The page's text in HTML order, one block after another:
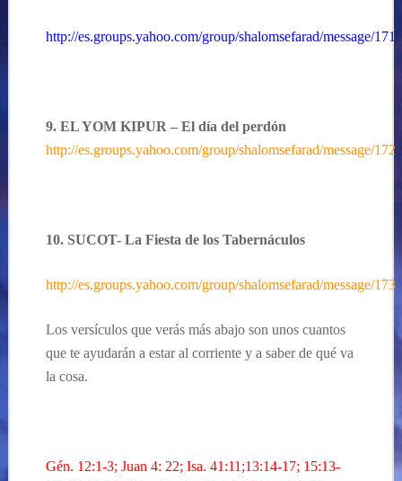
http://es.groups.yahoo.com/group/shalomsefarad/message/171
9. EL YOM KIPUR – El día del perdón
http://es.groups.yahoo.com/group/shalomsefarad/message/172
10. SUCOT- La Fiesta de los Tabernáculos
http://es.groups.yahoo.com/group/shalomsefarad/message/173
Los versículos que verás más abajo son unos cuantos
que te ayudarán a estar al corriente y a saber de qué va
la cosa.
Gén. 12:1-3; Juan 4: 22; Isa. 41:11;13:14-17; 15:13-